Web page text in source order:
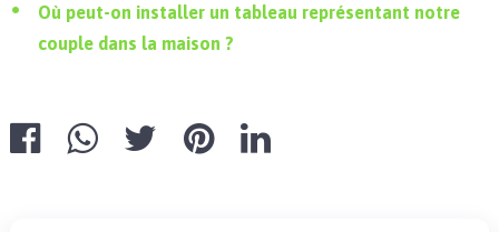
Où peut-on installer un tableau représentant notre
couple dans la maison ?